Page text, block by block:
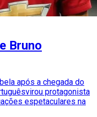
Bruno
após a chegada do
protagonista
espetaculares na